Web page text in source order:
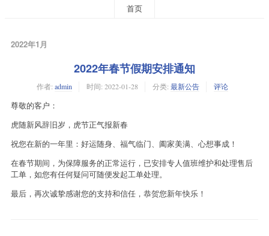
首页
2022年1月
2022年春节假期安排通知
作者: admin 时间: 2022-01-28 分类: 最新公告 评论
尊敬的客户：
虎随新风辞旧岁，虎节正气报新春
祝您在新的一年里：好运随身、福气临门、阖家美满、心想事成！
在春节期间，为保障服务的正常运行，已安排专人值班维护和处理售后
工单，如您有任何疑问可随便发起工单处理。
最后，再次诚挚感谢您的支持和信任，恭贺您新年快乐！